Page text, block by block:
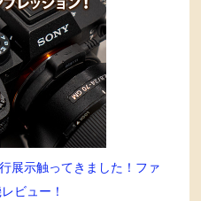
展示触ってきました！ファ
ビュー！